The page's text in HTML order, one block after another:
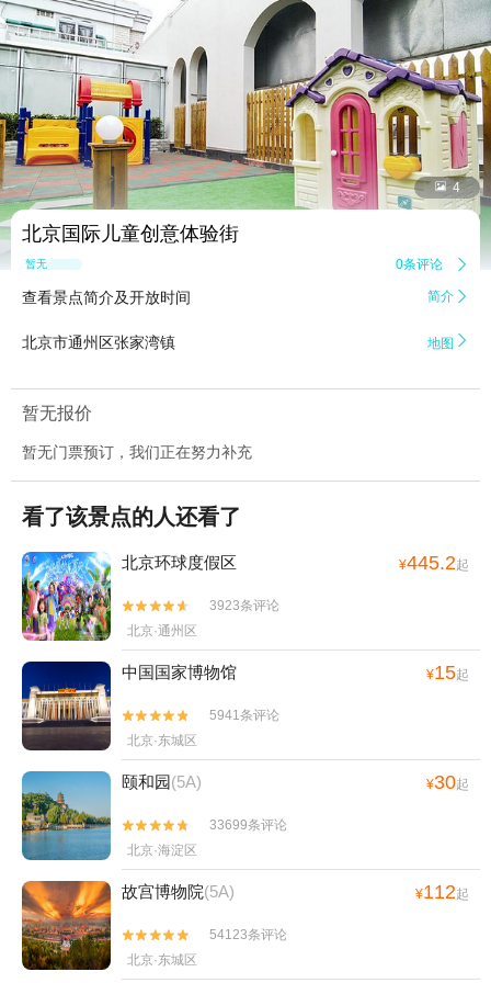
 4
北京国际儿童创意体验街
暂无点评 0条评论 
查看景点简介及开放时间 简介 
北京市通州区张家湾镇 地图 
暂无报价
暂无门票预订，我们正在努力补充
看了该景点的人还看了
北京环球度假区 ¥445.2起


3923条评论
北京·通州区
中国国家博物馆 ¥15起


5941条评论
北京·东城区
颐和园(5A) ¥30起


33699条评论
北京·海淀区
故宫博物院(5A) ¥112起


54123条评论
北京·东城区
